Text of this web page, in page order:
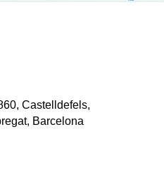
Castelldefels,
Barcelona